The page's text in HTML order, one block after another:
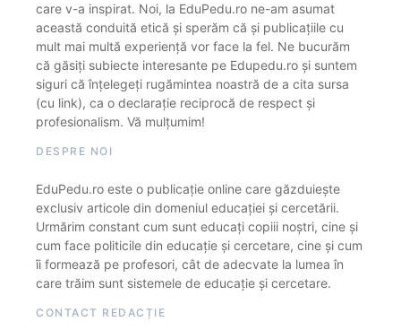
care v-a inspirat. Noi, la EduPedu.ro ne-am asumat
această conduită etică și sperăm că și publicațiile cu
mult mai multă experiență vor face la fel. Ne bucurăm
că găsiți subiecte interesante pe Edupedu.ro și suntem
siguri că înțelegeți rugămintea noastră de a cita sursa
(cu link), ca o declarație reciprocă de respect și
profesionalism. Vă mulțumim!
DESPRE NOI
EduPedu.ro este o publicație online care găzduiește
exclusiv articole din domeniul educației și cercetării.
Urmărim constant cum sunt educați copiii noștri, cine și
cum face politicile din educație și cercetare, cine și cum
îi formează pe profesori, cât de adecvate la lumea în
care trăim sunt sistemele de educație și cercetare.
CONTACT REDACȚIE